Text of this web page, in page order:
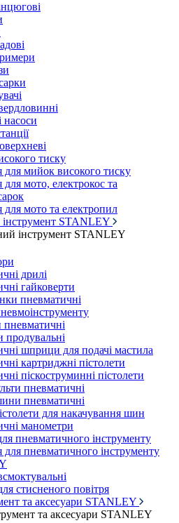
насоси
тиску
для мийок високого тиску
мото, електрокос та
мото та електропил
STANLEY
інструмент STANLEY
дрилі
гайковерти
пневматичні
продувальні
шприци для подачі мастила
картриджні пістолети
піскоструминні пістолети
пневматичні
пневматичні
для накачування шин
манометри
пневматичного інструменту
пневматичного інструменту
стисненого повітря
та аксесуари STANLEY
та аксесуари STANLEY